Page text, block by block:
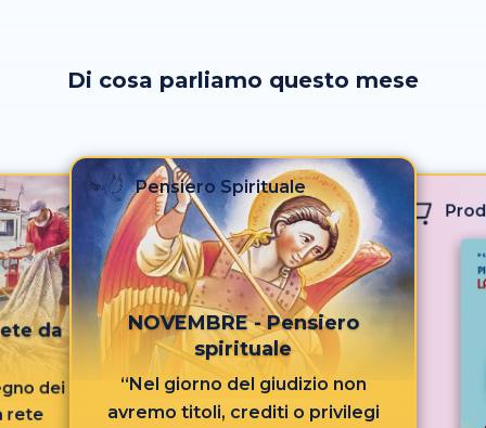
Di cosa parliamo questo mese
da
dei
rete
Pensiero Spirituale
NOVEMBRE - Pensiero
spirituale
“Nel giorno del giudizio non
avremo titoli, crediti o privilegi